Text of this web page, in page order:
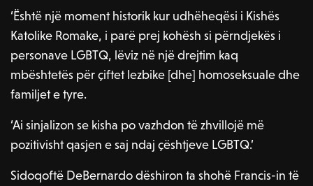
‘Është një moment historik kur udhëheqësi i Kishës
Katolike Romake, i parë prej kohësh si përndjekës i
personave LGBTQ, lëviz në një drejtim kaq
mbështetës për çiftet lezbike [dhe] homoseksuale dhe
familjet e tyre.
‘Ai sinjalizon se kisha po vazhdon të zhvillojë më
pozitivisht qasjen e saj ndaj çështjeve LGBTQ.’
Sidoqoftë DeBernardo dëshiron ta shohë Francis-in të